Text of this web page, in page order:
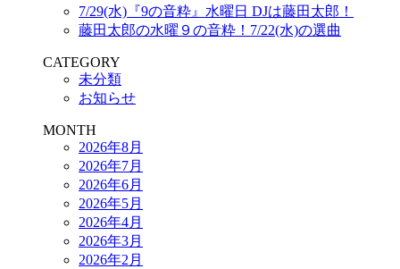
7/29(水)『9の音粋』水曜日 DJは藤田太郎！
藤田太郎の水曜９の音粋！7/22(水)の選曲
CATEGORY
未分類
お知らせ
MONTH
2026年8月
2026年7月
2026年6月
2026年5月
2026年4月
2026年3月
2026年2月